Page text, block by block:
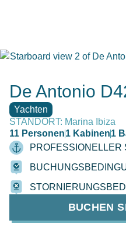
De Antonio
Yachten
STANDORT: Marina Ibiza
11 Personen1 Kabinen1
PROFESSIONELLER
BUCHEN